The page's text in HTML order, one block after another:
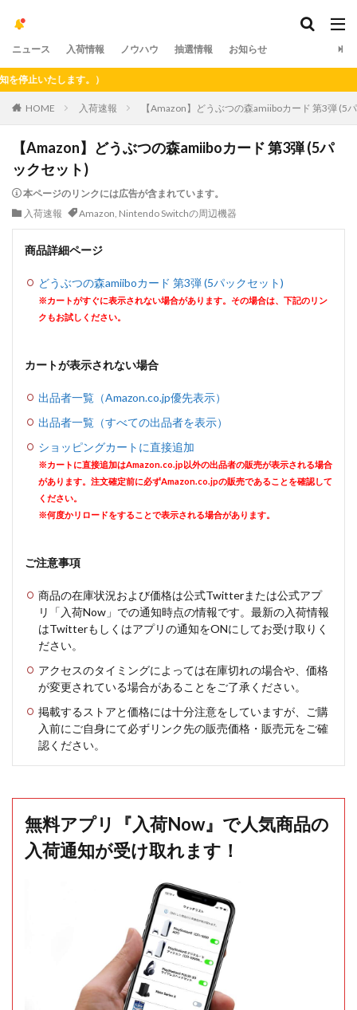
ニュース 入荷情報 ノウハウ 抽選情報 お知らせ
いたします。）
HOME 入荷速報 【Amazon】どうぶつの森amiiboカード 第3弾 (5
【Amazon】どうぶつの森amiiboカード 第3弾 (5パ
ックセット)
本ページのリンクには広告が含まれています。
入荷速報
Amazon, Nintendo Switchの周辺機器
商品詳細ページ
どうぶつの森amiiboカード 第3弾 (5パックセット)
※カートがすぐに表示されない場合があります。その場合は、下記のリン
クもお試しください。
カートが表示されない場合
出品者一覧（Amazon.co.jp優先表示）
出品者一覧（すべての出品者を表示）
ショッピングカートに直接追加
※カートに直接追加はAmazon.co.jp以外の出品者の販売が表示される場合
があります。注文確定前に必ずAmazon.co.jpの販売であることを確認して
ください。
※何度かリロードをすることで表示される場合があります。
ご注意事項
商品の在庫状況および価格は公式Twitterまたは公式アプ
リ「入荷Now」での通知時点の情報です。最新の入荷情報
はTwitterもしくはアプリの通知をONにしてお受け取りく
ださい。
アクセスのタイミングによっては在庫切れの場合や、価格
が変更されている場合があることをご了承ください。
掲載するストアと価格には十分注意をしていますが、ご購
入前にご自身にて必ずリンク先の販売価格・販売元をご確
認ください。
無料アプリ『入荷Now』で人気商品の
入荷通知が受け取れます！